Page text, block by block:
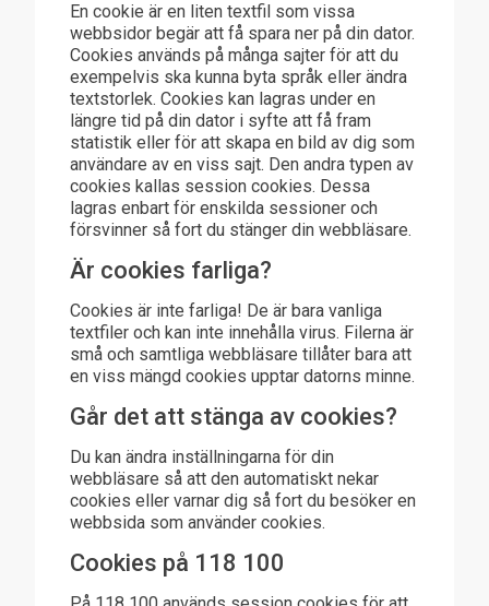
En cookie är en liten textfil som vissa
webbsidor begär att få spara ner på din dator.
Cookies används på många sajter för att du
exempelvis ska kunna byta språk eller ändra
textstorlek. Cookies kan lagras under en
längre tid på din dator i syfte att få fram
statistik eller för att skapa en bild av dig som
användare av en viss sajt. Den andra typen av
cookies kallas session cookies. Dessa
lagras enbart för enskilda sessioner och
försvinner så fort du stänger din webbläsare.
Är cookies farliga?
Cookies är inte farliga! De är bara vanliga
textfiler och kan inte innehålla virus. Filerna är
små och samtliga webbläsare tillåter bara att
en viss mängd cookies upptar datorns minne.
Går det att stänga av cookies?
Du kan ändra inställningarna för din
webbläsare så att den automatiskt nekar
cookies eller varnar dig så fort du besöker en
webbsida som använder cookies.
Cookies på 118 100